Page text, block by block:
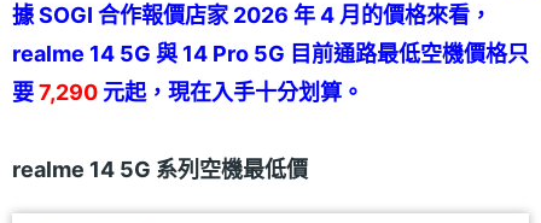
據 SOGI 合作報價店家 2026 年 4 月的價格來看，
realme 14 5G 與 14 Pro 5G 目前通路最低空機價格只
要7,290 元起，現在入手十分划算。
realme 14 5G 系列空機最低價